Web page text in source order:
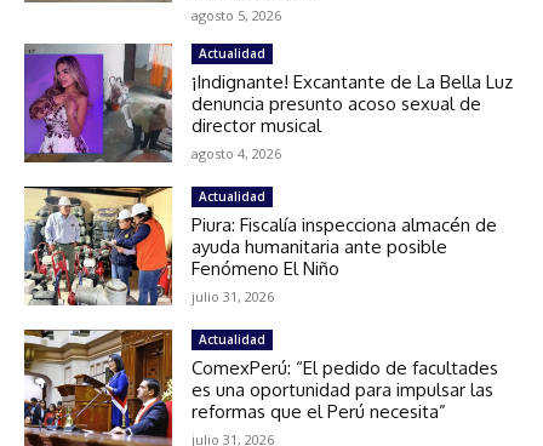
agosto 5, 2026
Actualidad
¡Indignante! Excantante de La Bella Luz
denuncia presunto acoso sexual de
director musical
agosto 4, 2026
Actualidad
Piura: Fiscalía inspecciona almacén de
ayuda humanitaria ante posible
Fenómeno El Niño
julio 31, 2026
Actualidad
ComexPerú: “El pedido de facultades
es una oportunidad para impulsar las
reformas que el Perú necesita”
julio 31, 2026